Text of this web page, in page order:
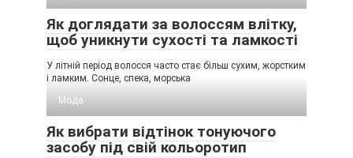
Як доглядати за волоссям влітку,
щоб уникнути сухості та ламкості
У літній період волосся часто стає більш сухим, жорстким
і ламким. Сонце, спека, морська
Мода
Як вибрати відтінок тонуючого
засобу під свій кольоротип